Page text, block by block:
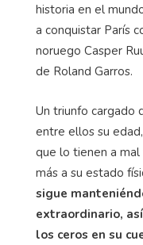
historia en el
a conquistar París
noruego Casper
de Roland Garros.
Un triunfo cargado
entre ellos su
que lo tienen a
más a su estado
sigue
extraordinario,
los ceros en su